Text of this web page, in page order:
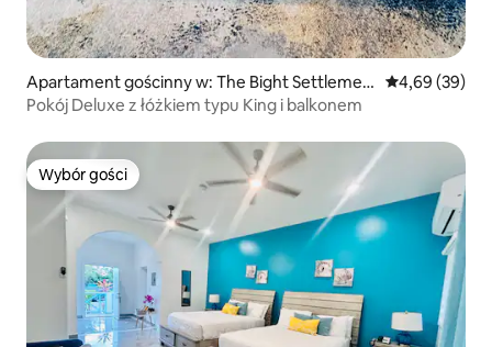
Apartament gościnny w: The Bight Settlemen
t
Średnia
4,69 (39)
Pokój Deluxe z łóżkiem typu King i balkonem
Wybór gości
Wybór gości